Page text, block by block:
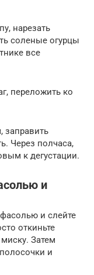
нарезать
соленые огурцы
все
переложить ко
заправить
Через полчаса,
к дегустации.
и
и слейте
откиньте
Затем
и